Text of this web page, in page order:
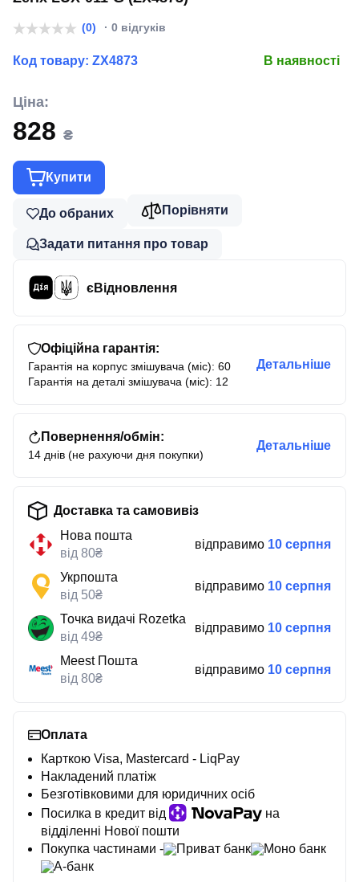
(0) · 0 відгуків
Код товару: ZX4873 В наявності
Ціна:
828 ₴
Купити
До обраних Порівняти
Задати питання про товар
єВідновлення
Офіційна гарантія:
Гарантія на корпус змішувача (міс): 60
Гарантія на деталі змішувача (міс): 12
Детальніше
Повернення/обмін:
14 днів (не рахуючи дня покупки)
Детальніше
Доставка та самовивіз
Нова пошта
від 80₴
відправимо 10 серпня
Укрпошта
від 50₴
відправимо 10 серпня
Точка видачі Rozetka
від 49₴
відправимо 10 серпня
Meest Пошта
від 80₴
відправимо 10 серпня
Оплата
Карткою Visa, Mastercard - LiqPay
Накладений платіж
Безготівковими для юридичних осіб
Посилка в кредит від
на
відділенні Нової пошти
Покупка частинами -
Приват банк
Моно банк
А-банк